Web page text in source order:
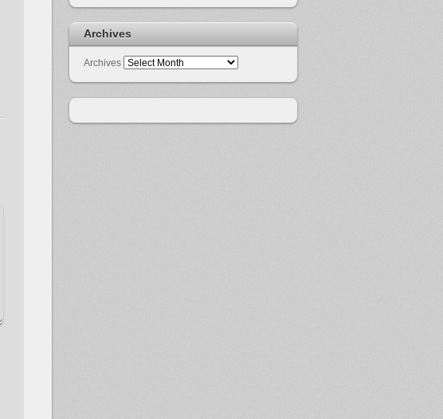
Archives
Archives